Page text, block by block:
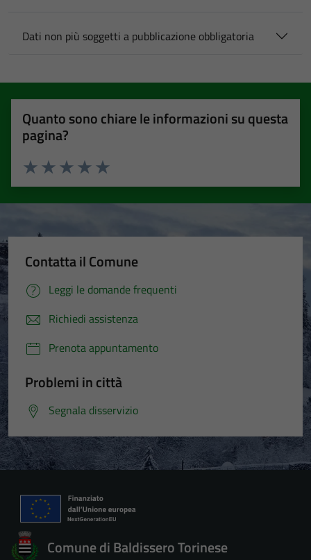
Dati non più soggetti a pubblicazione obbligatoria
Quanto sono chiare le informazioni su questa
pagina?
Valuta 5 stelle su 5
Valuta 4 stelle su 5
Valuta 3 stelle su 5
Valuta 2 stelle su 5
Valuta 1 stelle su 5
Contatta il Comune
Leggi le domande frequenti
Richiedi assistenza
Prenota appuntamento
Problemi in città
Segnala disservizio
Comune di Baldissero Torinese